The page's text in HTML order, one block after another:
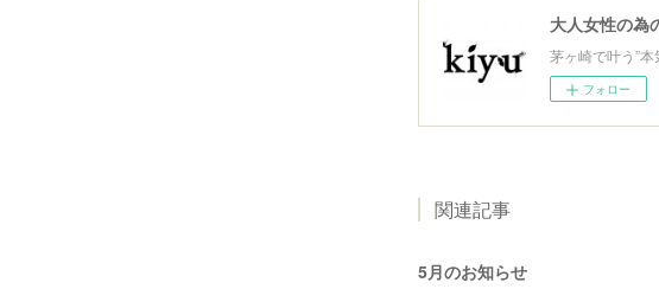
大人女性の為
茅ヶ崎で叶う”
フォロー
関連記事
5月のお知らせ